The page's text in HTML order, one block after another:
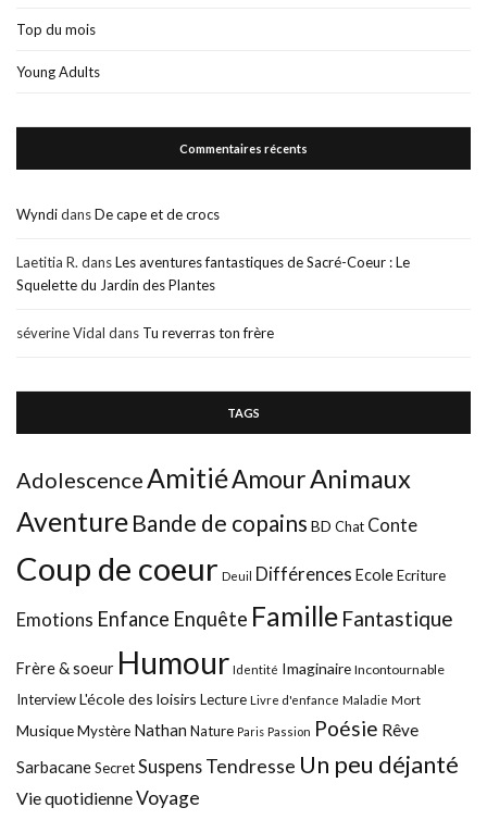
Top du mois
Young Adults
Commentaires récents
WyndidansDe cape et de crocs
Laetitia R. dansLes aventures fantastiques de Sacré-Coeur : Le
Squelette du Jardin des Plantes
séverine Vidal dans Tu reverras ton frère
TAGS
Adolescence AmitiéAmourAnimaux
Aventure Bande de copains BD Chat Conte
Coup de coeur Deuil Différences EcoleEcriture
Emotions Enfance Enquête Famille Fantastique
Frère & soeur Humour Identité Imaginaire Incontournable
InterviewL'école des loisirs Lecture Livre d'enfance Maladie Mort
MusiqueMystère Nathan Nature Paris Passion Poésie Rêve
SarbacaneSecret Suspens Tendresse Un peu déjanté
Vie quotidienneVoyage